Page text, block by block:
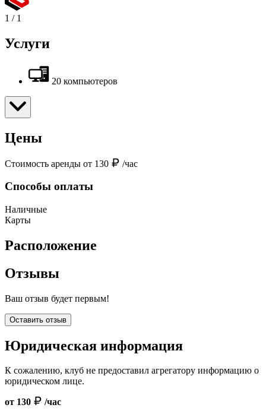
1 / 1
Услуги
20 компьютеров
Цены
Стоимость аренды от 130 /час
Способы оплаты
Наличные
Карты
Расположение
Отзывы
Ваш отзыв будет первым!
Оставить отзыв
Юридическая информация
К сожалению, клуб не предоставил агрегатору информацию о
юридическом лице.
от 130 /час